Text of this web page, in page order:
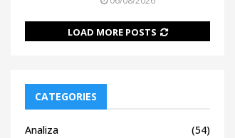
LOAD MORE POSTS
CATEGORIES
Analiza
(54)